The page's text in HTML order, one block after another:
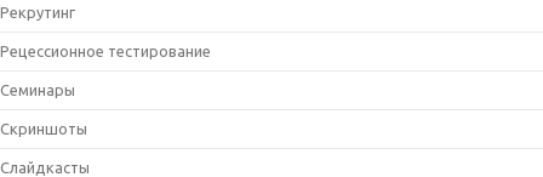
Рекрутинг
Рецессионное тестирование
Семинары
Скриншоты
Слайдкасты